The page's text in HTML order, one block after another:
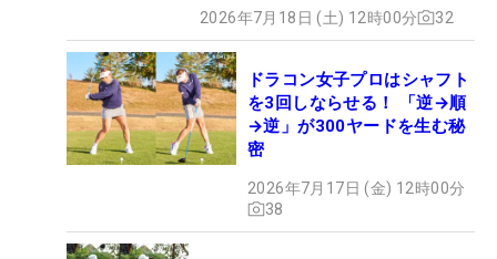
2026年7月18日 (土) 12時00分 32
ドラコン女子プロはシャフト
を3回しならせる！ 「逆→順
→逆」が300ヤードを生む秘
密
2026年7月17日 (金) 12時00分
38